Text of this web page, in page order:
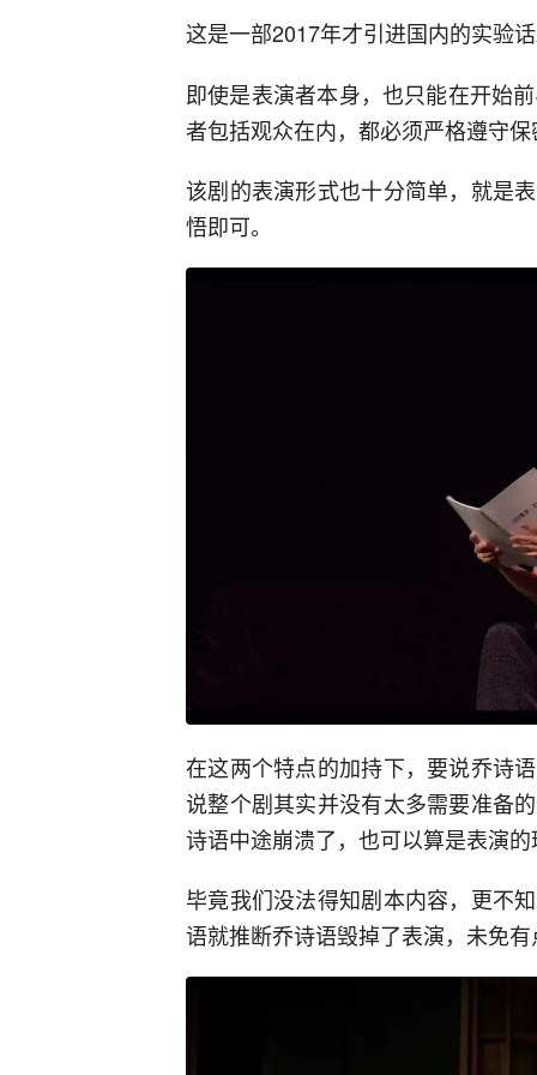
这是一部2017年才引进国内的实验
即使是表演者本身，也只能在开始
者包括观众在内，都必须严格遵守
该剧的表演形式也十分简单，就是
悟即可。
在这两个特点的加持下，要说乔诗
说整个剧其实并没有太多需要准备
诗语中途崩溃了，也可以算是表演
毕竟我们没法得知剧本内容，更不
语就推断乔诗语毁掉了表演，未免